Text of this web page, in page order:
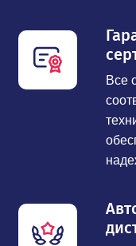
Все